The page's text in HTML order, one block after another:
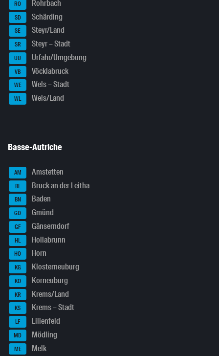
RO Rohrbach
SD Schärding
SE Steyr/Land
SR Steyr – Stadt
UU Urfahr/Umgebung
VB Vöcklabruck
WE Wels – Stadt
WL Wels/Land
Basse-Autriche
AM Amstetten
BL Bruck an der Leitha
BN Baden
GD Gmünd
GF Gänserndorf
HL Hollabrunn
HO Horn
KG Klosterneuburg
KO Korneuburg
KR Krems/Land
KS Krems – Stadt
LF Lilienfeld
MD Mödling
ME Melk